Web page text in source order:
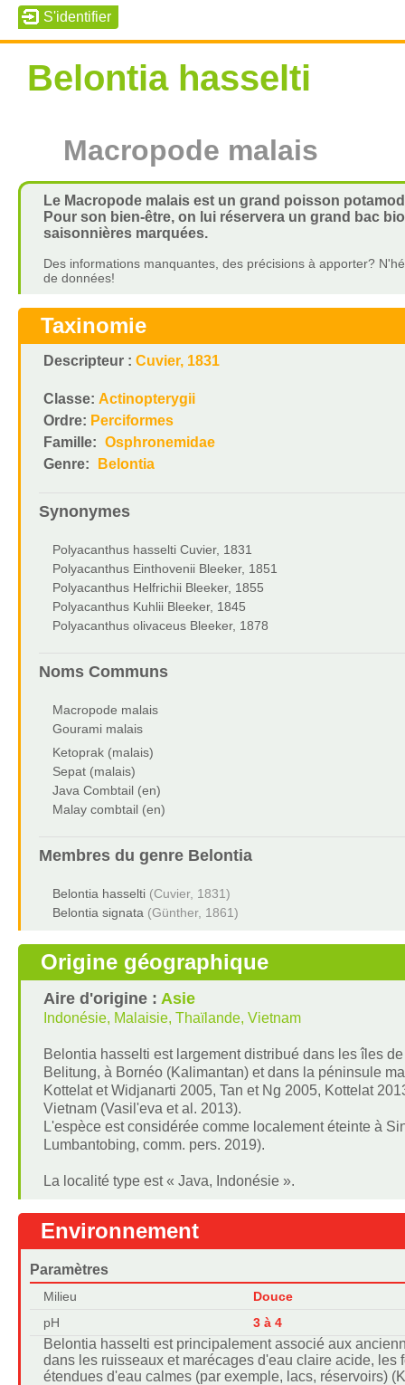
Belontia hasselti
Macropode malais
Le Macropode malais est un grand poisson
Pour son bien-être, on lui réservera un grand bac
saisonnières marquées.
Des informations manquantes, des précisions à apporter?
de données!
Taxinomie
Descripteur : Cuvier, 1831
Classe: Actinopterygii
Ordre: Perciformes
Famille: Osphronemidae
Genre:
Belontia
Synonymes
Polyacanthus hasselti Cuvier, 1831
Polyacanthus Einthovenii Bleeker, 1851
Polyacanthus Helfrichii Bleeker, 1855
Polyacanthus Kuhlii Bleeker, 1845
Polyacanthus olivaceus Bleeker, 1878
Noms Communs
Macropode malais
Gourami malais
Ketoprak (malais)
Sepat (malais)
Java Combtail (en)
Malay combtail (en)
Membres du genre Belontia
Belontia hasselti (Cuvier, 1831)
Belontia signata (Günther, 1861)
Origine géographique
Aire d'origine : Asie
Indonésie, Malaisie, Thaïlande, Vietnam
Belontia hasselti est largement distribué dans les îles
Belitung, à Bornéo (Kalimantan) et dans la péninsule
Kottelat et Widjanarti 2005, Tan et Ng 2005, Kottelat
Vietnam (Vasil'eva et al. 2013).
L'espèce est considérée comme localement éteinte à
Lumbantobing, comm. pers. 2019).
La localité type est « Java, Indonésie ».
Environnement
Paramètres
Milieu
Douce
pH
3 à 4
Belontia hasselti est principalement associé aux
dans les ruisseaux et marécages d'eau claire acide,
étendues d'eau calmes (par exemple, lacs, réservoirs)